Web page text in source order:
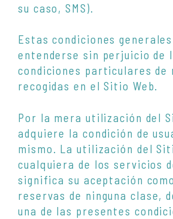
su caso, SMS).
Estas condiciones
entenderse sin perjuicio de
condiciones particulares de
recogidas en el Sitio Web.
Por la mera utilización del
adquiere la condición de
mismo. La utilización del
cualquiera de los servicios
significa su aceptación
reservas de ninguna clase,
una de las presentes